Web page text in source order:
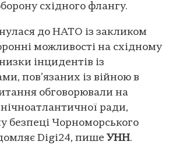
східного флангу.
до НАТО із закликом
можливості на східному
інцидентів із
пов’язаних із війною в
обговорювали на
ради,
безпеці Чорноморського
Digi24, пише УНН.